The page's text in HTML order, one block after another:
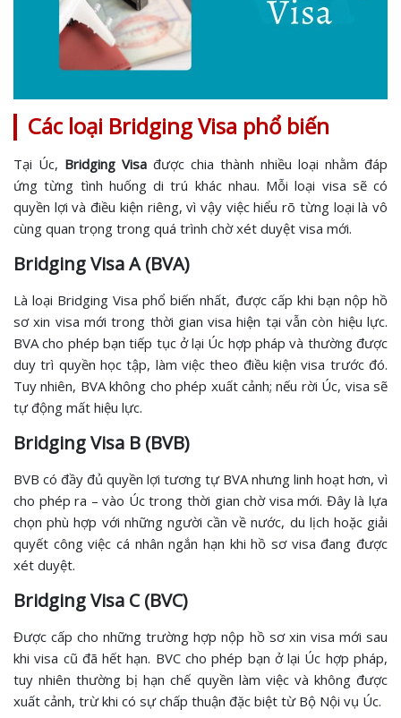
Các loại Bridging Visa phổ biến
Tại Úc, Bridging Visa được chia thành nhiều loại nhằm đáp
ứng từng tình huống di trú khác nhau. Mỗi loại visa sẽ có
quyền lợi và điều kiện riêng, vì vậy việc hiểu rõ từng loại là vô
cùng quan trọng trong quá trình chờ xét duyệt visa mới.
Bridging Visa A (BVA)
Là loại Bridging Visa phổ biến nhất, được cấp khi bạn nộp hồ
sơ xin visa mới trong thời gian visa hiện tại vẫn còn hiệu lực.
BVA cho phép bạn tiếp tục ở lại Úc hợp pháp và thường được
duy trì quyền học tập, làm việc theo điều kiện visa trước đó.
Tuy nhiên, BVA không cho phép xuất cảnh; nếu rời Úc, visa sẽ
tự động mất hiệu lực.
Bridging Visa B (BVB)
BVB có đầy đủ quyền lợi tương tự BVA nhưng linh hoạt hơn, vì
cho phép ra – vào Úc trong thời gian chờ visa mới. Đây là lựa
chọn phù hợp với những người cần về nước, du lịch hoặc giải
quyết công việc cá nhân ngắn hạn khi hồ sơ visa đang được
xét duyệt.
Bridging Visa C (BVC)
Được cấp cho những trường hợp nộp hồ sơ xin visa mới sau
khi visa cũ đã hết hạn. BVC cho phép bạn ở lại Úc hợp pháp,
tuy nhiên thường bị hạn chế quyền làm việc và không được
xuất cảnh, trừ khi có sự chấp thuận đặc biệt từ Bộ Nội vụ Úc.